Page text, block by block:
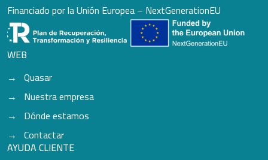
Financiado por la Unión Europea – NextGenerationEU
WEB
Quasar
Nuestra empresa
Dónde estamos
Contactar
AYUDA CLIENTE